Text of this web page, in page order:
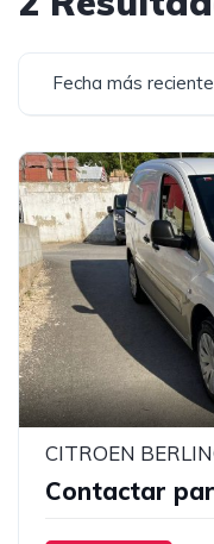
Fecha más reciente
CITROEN
Contactar